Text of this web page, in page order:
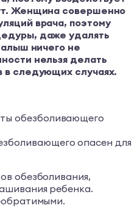
Женщина совершенно
врача, поэтому
даже удалять
ничего не
нельзя делать
в следующих случаях.
обезболивающего
опасен для
обезболивания,
ребенка.